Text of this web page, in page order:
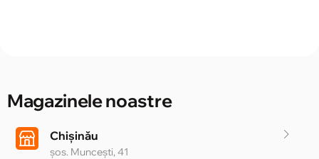
Magazinele noastre
Chișinău
șos. Muncești, 41